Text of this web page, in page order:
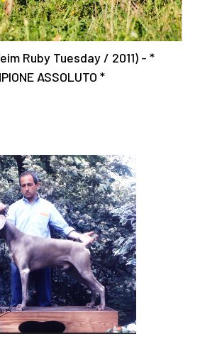
Ruby Tuesday / 2011) - *
ASSOLUTO *